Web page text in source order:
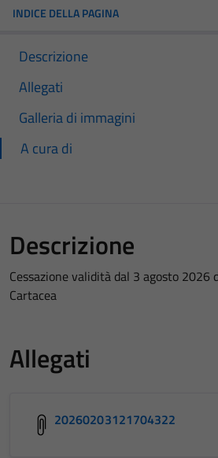
INDICE DELLA PAGINA
Descrizione
Allegati
Galleria di immagini
A cura di
Descrizione
Cessazione validità dal 3 agosto 2026
Cartacea
Allegati
20260203121704322